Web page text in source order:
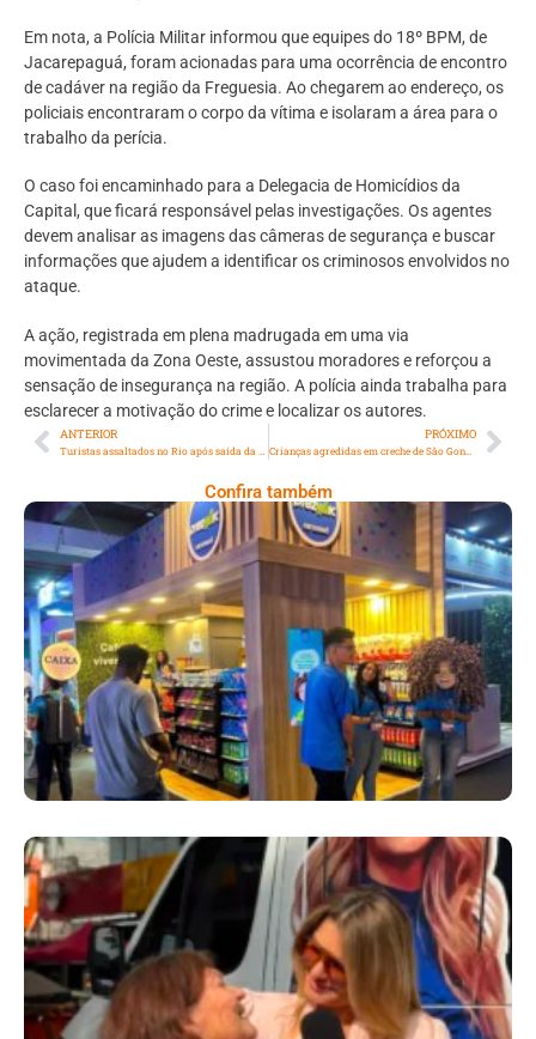
Em nota, a Polícia Militar informou que equipes do 18º BPM, de
Jacarepaguá, foram acionadas para uma ocorrência de encontro
de cadáver na região da Freguesia. Ao chegarem ao endereço, os
policiais encontraram o corpo da vítima e isolaram a área para o
trabalho da perícia.
O caso foi encaminhado para a Delegacia de Homicídios da
Capital, que ficará responsável pelas investigações. Os agentes
devem analisar as imagens das câmeras de segurança e buscar
informações que ajudem a identificar os criminosos envolvidos no
ataque.
A ação, registrada em plena madrugada em uma via
movimentada da Zona Oeste, assustou moradores e reforçou a
sensação de insegurança na região. A polícia ainda trabalha para
esclarecer a motivação do crime e localizar os autores.
ANTERIOR PRÓXIMO
Crianças agredidas em creche de São Gonçalo mobilizam polícia e MPRJ
Confira também
Cencosud Promove Inovação No Brasil
Com A Participação Do Prezunic No Rio
Innovation Week 2026
​Segurança Pública Lidera Queixas De
Moradores Do Rio Em Escuta Promovida Por
Antônia Fontenelle